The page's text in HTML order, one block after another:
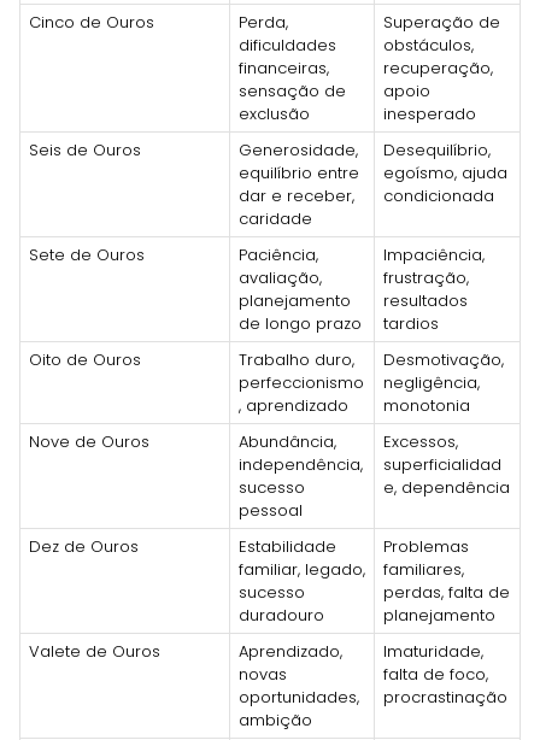
Cinco de Ouros
Perda,
dificuldades
financeiras,
sensação de
exclusão
Superação de
obstáculos,
recuperação,
apoio
inesperado
Seis de Ouros
Generosidade,
equilíbrio entre
dar e receber,
caridade
Desequilíbrio,
egoísmo, ajuda
condicionada
Sete de Ouros
Paciência,
avaliação,
planejamento
de longo prazo
Impaciência,
frustração,
resultados
tardios
Oito de Ouros
Trabalho duro,
perfeccionismo
, aprendizado
Desmotivação,
negligência,
monotonia
Nove de Ouros
Abundância,
independência,
sucesso
pessoal
Excessos,
superficialidad
e, dependência
Dez de Ouros
Estabilidade
familiar, legado,
sucesso
duradouro
Problemas
familiares,
perdas, falta de
planejamento
Valete de Ouros
Aprendizado,
novas
oportunidades,
ambição
Imaturidade,
falta de foco,
procrastinação